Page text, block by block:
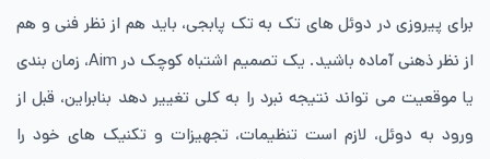
برای پیروزی در دوئل های تک به تک پابجی، باید هم از نظر فنی و هم
از نظر ذهنی آماده باشید. یک تصمیم اشتباه کوچک در Aim، زمان بندی
یا موقعیت می تواند نتیجه نبرد را به کلی تغییر دهد بنابراین، قبل از
ورود به دوئل، لازم است تنظیمات، تجهیزات و تکنیک های خود را